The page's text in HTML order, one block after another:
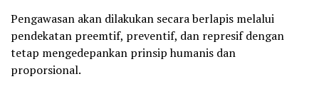
Pengawasan akan dilakukan secara berlapis melalui
pendekatan preemtif, preventif, dan represif dengan
tetap mengedepankan prinsip humanis dan
proporsional.